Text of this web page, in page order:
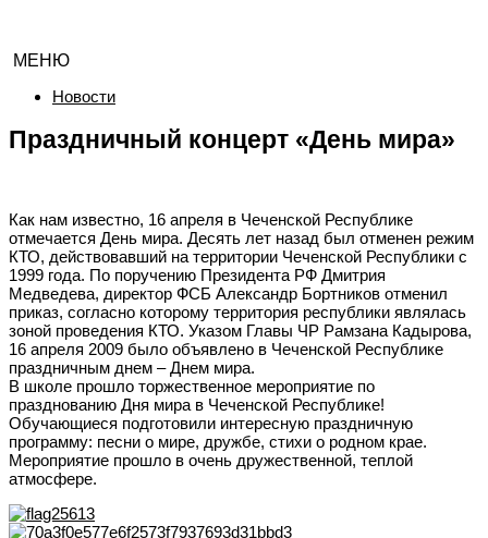
МЕНЮ
Новости
Праздничный концерт «День мира»
Как нам известно, 16 апреля в Чеченской Республике
отмечается День мира. Десять лет назад был отменен режим
КТО, действовавший на территории Чеченской Республики с
1999 года. По поручению Президента РФ Дмитрия
Медведева, директор ФСБ Александр Бортников отменил
приказ, согласно которому территория республики являлась
зоной проведения КТО. Указом Главы ЧР Рамзана Кадырова,
16 апреля 2009 было объявлено в Чеченской Республике
праздничным днем – Днем мира.
В школе прошло торжественное мероприятие по
празднованию Дня мира в Чеченской Республике!
Обучающиеся подготовили интересную праздничную
программу: песни о мире, дружбе, стихи о родном крае.
Мероприятие прошло в очень дружественной, теплой
атмосфере.